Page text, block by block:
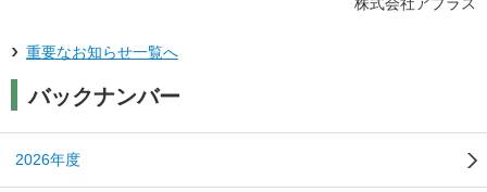
重要なお知らせ一覧へ
バックナンバー
2026年度